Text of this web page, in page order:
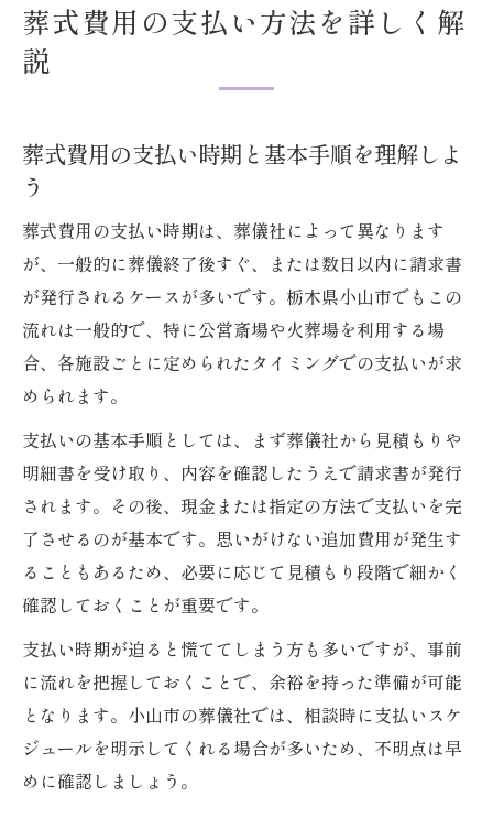
現金不要で安心な葬儀代のおさえ方
分割払いや後払いで葬式費用の負担軽減
現金がなくても利用できる葬式支払い術
分割払いや補助金活用で負担軽減も
葬式費用の分割払い利用時のポイント解説
補助金申請で葬式費用を軽減する流れ
分割と補助金を組み合わせた葬式費用対策
経済的負担を減らす葬式費用の具体例
補助金活用時に注意すべき葬式費用の条件
小山市で叶える柔軟な葬式支払い術
小山市の葬式費用支払い選択肢を徹底比較
地域特有の補助金制度を活用した葬式費用
対策
小山市の葬式費用支払いに役立つ最新情報
自分に合った葬式費用支払い方法の見つけ
方
クレジットカード対応の安心ポイント
葬式費用の支払い方法を詳しく解
説
葬式費用の支払い時期と基本手順を理解しよ
う
葬式費用の支払い時期は、葬儀社によって異なります
が、一般的に葬儀終了後すぐ、または数日以内に請求書
が発行されるケースが多いです。栃木県小山市でもこの
流れは一般的で、特に公営斎場や火葬場を利用する場
合、各施設ごとに定められたタイミングでの支払いが求
められます。
支払いの基本手順としては、まず葬儀社から見積もりや
明細書を受け取り、内容を確認したうえで請求書が発行
されます。その後、現金または指定の方法で支払いを完
了させるのが基本です。思いがけない追加費用が発生す
ることもあるため、必要に応じて見積もり段階で細かく
確認しておくことが重要です。
支払い時期が迫ると慌ててしまう方も多いですが、事前
に流れを把握しておくことで、余裕を持った準備が可能
となります。小山市の葬儀社では、相談時に支払いスケ
ジュールを明示してくれる場合が多いため、不明点は早
めに確認しましょう。